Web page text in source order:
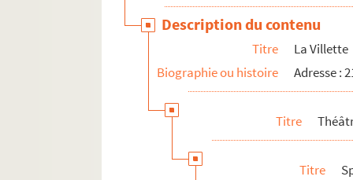
Description du contenu
Titre
La Villette
Biographie ou histoire
Adresse :
Titre
Titre